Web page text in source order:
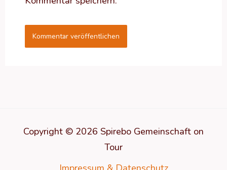
Copyright © 2026 Spirebo Gemeinschaft on
Tour